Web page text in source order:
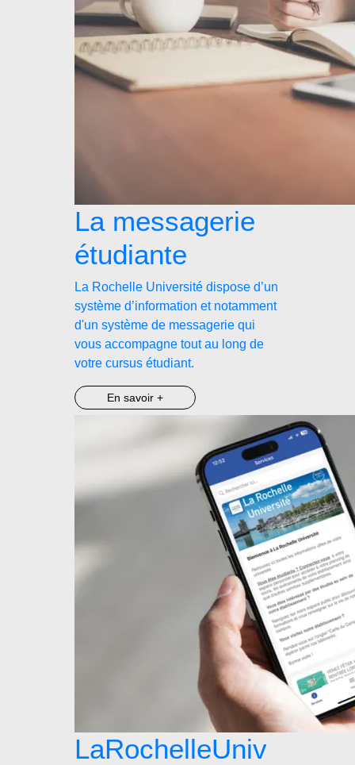
La messagerie
étudiante
La Rochelle Université dispose d’un
système d’information et notamment
d'un système de messagerie qui
vous accompagne tout au long de
votre cursus étudiant.
En savoir +
LaRochelleUniv